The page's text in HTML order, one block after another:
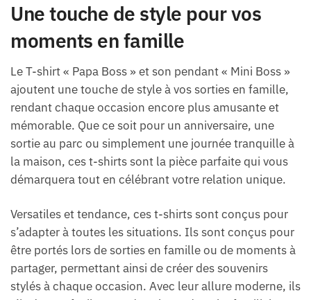
Une touche de style pour vos
moments en famille
Le T-shirt « Papa Boss » et son pendant « Mini Boss »
ajoutent une touche de style à vos sorties en famille,
rendant chaque occasion encore plus amusante et
mémorable. Que ce soit pour un anniversaire, une
sortie au parc ou simplement une journée tranquille à
la maison, ces t-shirts sont la pièce parfaite qui vous
démarquera tout en célébrant votre relation unique.
Versatiles et tendance, ces t-shirts sont conçus pour
s’adapter à toutes les situations. Ils sont conçus pour
être portés lors de sorties en famille ou de moments à
partager, permettant ainsi de créer des souvenirs
stylés à chaque occasion. Avec leur allure moderne, ils